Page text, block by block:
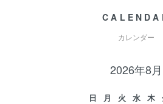
カレンダー
2026年8月
日 月 火 水 木